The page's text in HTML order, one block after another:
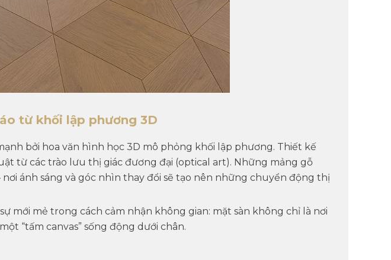
từ khối lập phương 3D
bởi hoa văn hình học 3D mô phỏng khối lập phương. Thiết kế
từ các trào lưu thị giác đương đại (optical art). Những mảng gỗ
ánh sáng và góc nhìn thay đổi sẽ tạo nên những chuyển động thị
mới mẻ trong cách cảm nhận không gian: mặt sàn không chỉ là nơi
“tấm canvas” sống động dưới chân.